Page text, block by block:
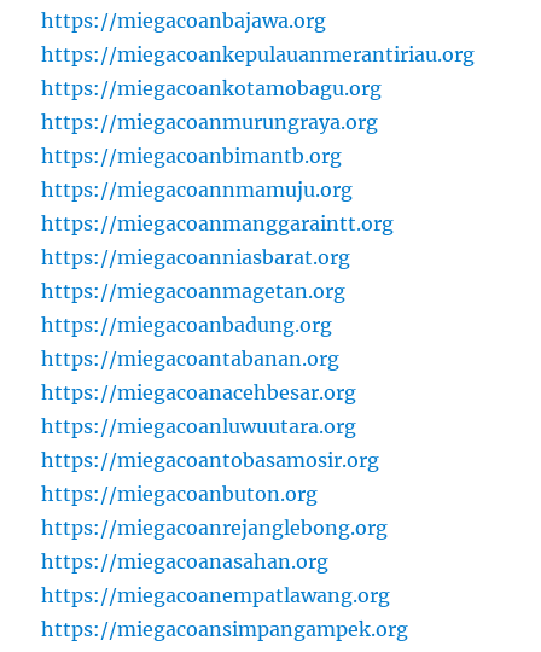
https://miegacoanbajawa.org
https://miegacoankepulauanmerantiriau.org
https://miegacoankotamobagu.org
https://miegacoanmurungraya.org
https://miegacoanbimantb.org
https://miegacoannmamuju.org
https://miegacoanmanggaraintt.org
https://miegacoanniasbarat.org
https://miegacoanmagetan.org
https://miegacoanbadung.org
https://miegacoantabanan.org
https://miegacoanacehbesar.org
https://miegacoanluwuutara.org
https://miegacoantobasamosir.org
https://miegacoanbuton.org
https://miegacoanrejanglebong.org
https://miegacoanasahan.org
https://miegacoanempatlawang.org
https://miegacoansimpangampek.org